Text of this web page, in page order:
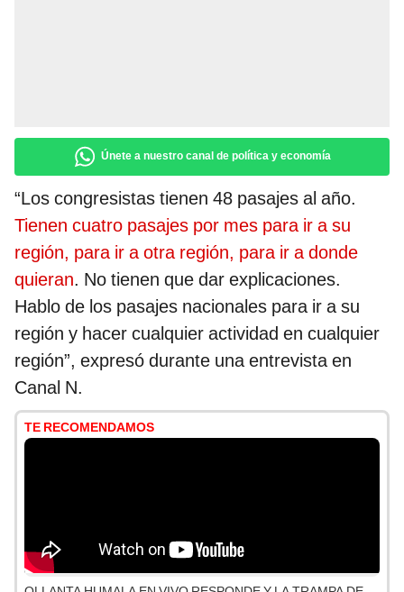
Únete a nuestro canal de política y economía
“Los congresistas tienen 48 pasajes al año.
Tienen cuatro pasajes por mes para ir a su
región, para ir a otra región, para ir a donde
quieran. No tienen que dar explicaciones.
Hablo de los pasajes nacionales para ir a su
región y hacer cualquier actividad en cualquier
región”, expresó durante una entrevista en
Canal N.
TE RECOMENDAMOS